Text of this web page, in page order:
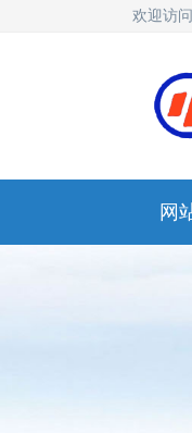
欢迎访问
网